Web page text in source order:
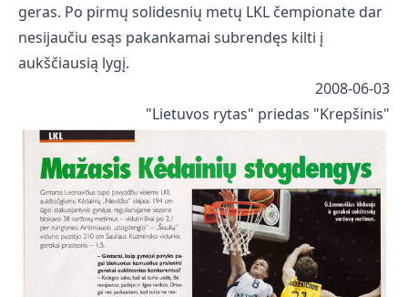
geras. Po pirmų solidesnių metų LKL čempionate dar
nesijaučiu esąs pakankamai subrendęs kilti į
aukščiausią lygį.
2008-06-03
"Lietuvos rytas" priedas "Krepšinis"